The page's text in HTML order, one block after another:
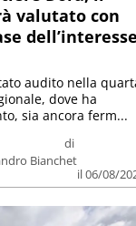
valutato con
dell’interesse
di
Bianchet
il 06/08/
audito nella
dove ha
sia ancora ferm...